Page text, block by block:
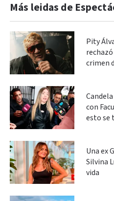
Más leidas de
Pity
crimen
con
esto se
Una ex
Silvina
vida